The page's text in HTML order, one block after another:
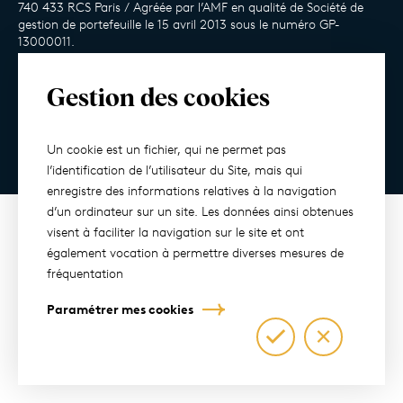
740 433 RCS Paris / Agréée par l’AMF en qualité de Société de
gestion de portefeuille le 15 avril 2013 sous le numéro GP-
13000011.
Mentions légales
Politique de confidentialité
Ⓒ2026 Tous droits réservés
Gestion des cookies
Un cookie est un fichier, qui ne permet pas
l’identification de l’utilisateur du Site, mais qui
enregistre des informations relatives à la navigation
d’un ordinateur sur un site. Les données ainsi obtenues
visent à faciliter la navigation sur le site et ont
également vocation à permettre diverses mesures de
fréquentation
Paramétrer mes cookies